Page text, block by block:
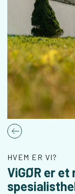
HVEM ER VI?
ViGØR er
Previous